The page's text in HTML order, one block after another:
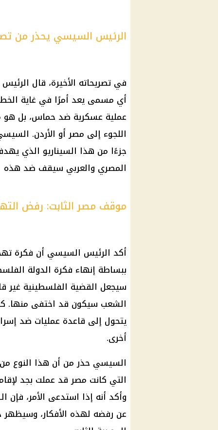
الرئيس السيسي يحذر من
في تصريحاته الأخيرة، قال
أي مسمى يعد أمرًا في غاية
عملية عسكرية ضد حماس، بل هو
اللجوء إلى مصر أو الأردن.
جزءًا من هذا السيناريو الذي
المصري والعربي سيقف ضد هذه
موقف مصر الثابت: رفض
أكد الرئيس السيسي أن فكرة
ببساطة إنهاء فكرة الدولة
سيجعل القضية الفلسطينية غير
الشعب سيكون قد اختفى منها.
يتحول إلى قاعدة عمليات ضد
أخرى.
السيسي حذر من أن هذا النوع
التي كانت مصر قد عملت بجد
وأكد أنه إذا استدعى الأمر،
عن رفضه لهذه الأفكار،